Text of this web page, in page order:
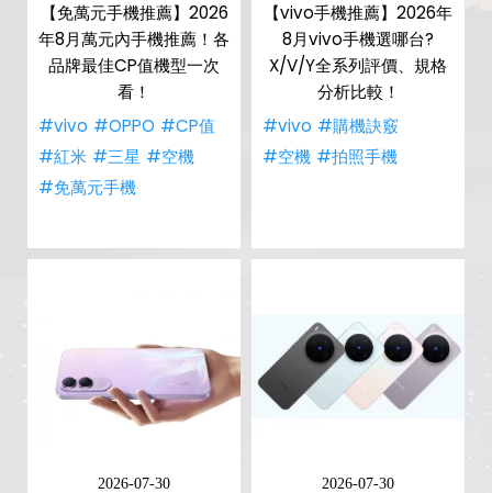
【免萬元手機推薦】2026
年8月萬元內手機推薦！各
品牌最佳CP值機型一次
看！
#vivo #OPPO #CP值
#紅米 #三星 #空機
#免萬元手機
【vivo手機推薦】2026年
8月vivo手機選哪台?
X/V/Y全系列評價、規格
分析比較！
#vivo #購機訣竅
#空機 #拍照手機
2026-07-30 2026-07-30